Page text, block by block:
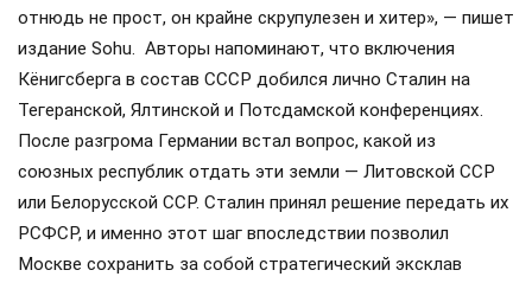
отнюдь не прост, он крайне скрупулезен и хитер», — пишет
издание Sohu. Авторы напоминают, что включения
Кёнигсберга в состав СССР добился лично Сталин на
Тегеранской, Ялтинской и Потсдамской конференциях.
После разгрома Германии встал вопрос, какой из
союзных республик отдать эти земли — Литовской ССР
или Белорусской ССР. Сталин принял решение передать их
РСФСР, и именно этот шаг впоследствии позволил
Москве сохранить за собой стратегический эксклав